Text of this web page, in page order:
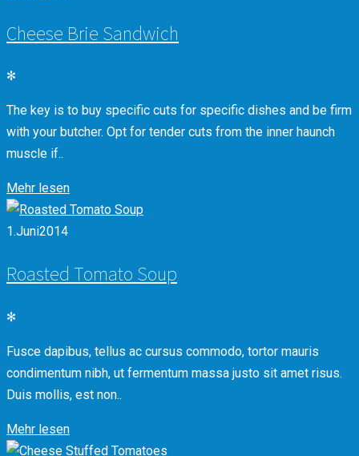
Cheese Brie Sandwich
✻
The key is to buy specific cuts for specific dishes and be firm
with your butcher. Opt for tender cuts from the inner haunch
muscle if..
Mehr lesen
1.Juni2014
Roasted Tomato Soup
✻
Fusce dapibus, tellus ac cursus commodo, tortor mauris
condimentum nibh, ut fermentum massa justo sit amet risus.
Duis mollis, est non..
Mehr lesen